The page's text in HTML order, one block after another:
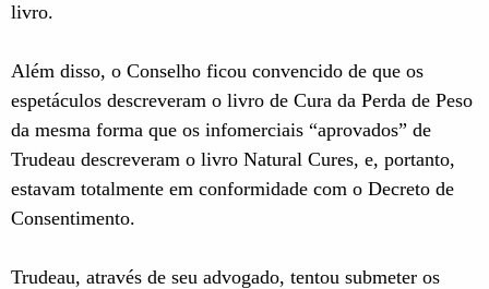
livro.
Além disso, o Conselho ficou convencido de que os
espetáculos descreveram o livro de Cura da Perda de Peso
da mesma forma que os infomerciais “aprovados” de
Trudeau descreveram o livro Natural Cures, e, portanto,
estavam totalmente em conformidade com o Decreto de
Consentimento.
Trudeau, através de seu advogado, tentou submeter os